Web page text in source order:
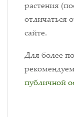
растения
отличаться
сайте.
Для более
публичной